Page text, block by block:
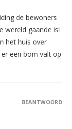
de bewoners
wereld gaande is!
het huis over
een bom valt op
BEANTWOORD